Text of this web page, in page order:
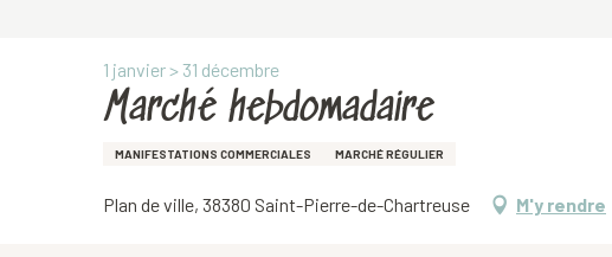
1 janvier > 31 décembre
Marché hebdomadaire
MANIFESTATIONS COMMERCIALES MARCHÉ RÉGULIER
Plan de ville, 38380 Saint-Pierre-de-Chartreuse M'y rendre